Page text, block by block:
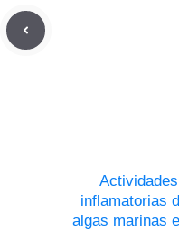
inflamatorias
algas marinas